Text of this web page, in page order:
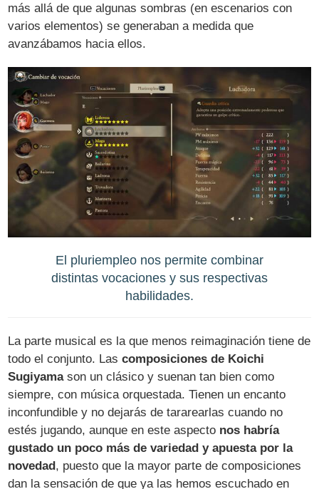
más allá de que algunas sombras (en escenarios con
varios elementos) se generaban a medida que
avanzábamos hacia ellos.
El pluriempleo nos permite combinar
distintas vocaciones y sus respectivas
habilidades.
La parte musical es la que menos reimaginación tiene de
todo el conjunto. Lascomposiciones de Koichi
Sugiyamason un clásico y suenan tan bien como
siempre, con música orquestada. Tienen un encanto
inconfundible y no dejarás de tararearlas cuando no
estés jugando, aunque en este aspecto nos habría
gustado un poco más de variedad y apuesta por la
novedad , puesto que la mayor parte de composiciones
dan la sensación de que ya las hemos escuchado en